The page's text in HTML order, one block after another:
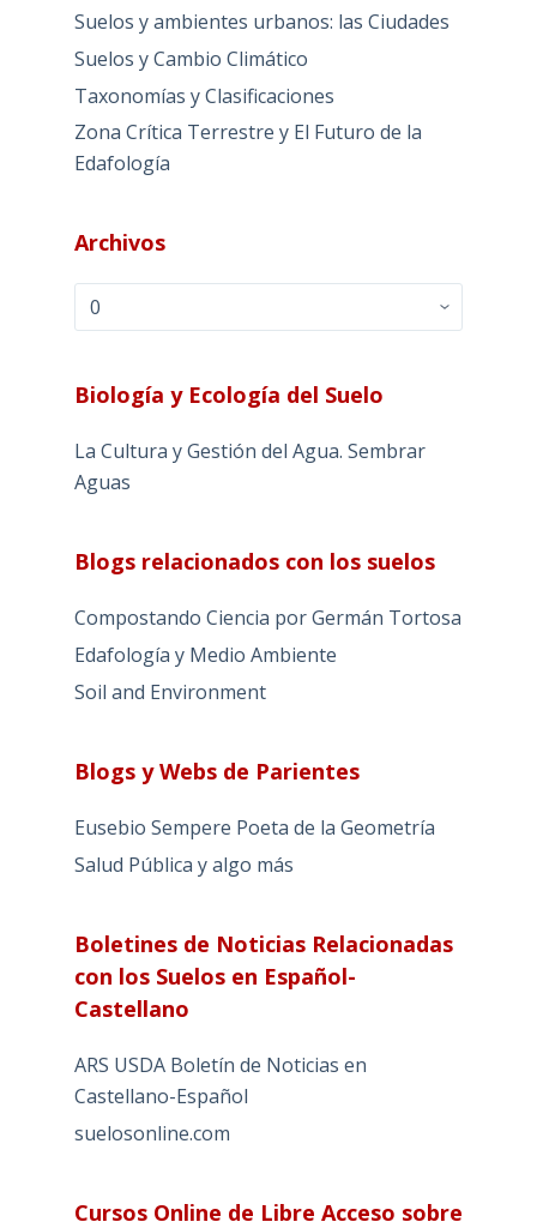
Suelos y ambientes urbanos: las Ciudades
Suelos y Cambio Climático
Taxonomías y Clasificaciones
Zona Crítica Terrestre y El Futuro de la
Edafología
Archivos
Archivos
Biología y Ecología del Suelo
La Cultura y Gestión del Agua. Sembrar
Aguas
Blogs relacionados con los suelos
Compostando Ciencia por Germán Tortosa
Edafología y Medio Ambiente
Soil and Environment
Blogs y Webs de Parientes
Eusebio Sempere Poeta de la Geometría
Salud Pública y algo más
Boletines de Noticias Relacionadas
con los Suelos en Español-
Castellano
ARS USDA Boletín de Noticias en
Castellano-Español
suelosonline.com
Cursos Online de Libre Acceso sobre